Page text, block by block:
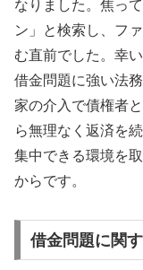
なりました。焦っ
ン」と検索し、フ
む直前でした。幸
借金問題に強い法
家の介入で債権者
ら無理なく返済を
集中できる環境を
からです。
借金問題に関